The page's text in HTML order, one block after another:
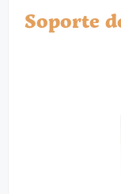
Soporte